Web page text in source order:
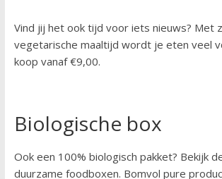
Vind jij het ook tijd voor iets nieuws? Met
vegetarische maaltijd wordt je eten veel
koop vanaf €9,00.
Biologische box
Ook een 100% biologisch pakket? Bekijk
duurzame foodboxen. Bomvol pure